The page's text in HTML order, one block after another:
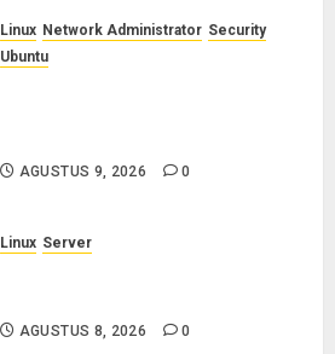
Linux Network Administrator Security
Ubuntu
AGUSTUS 9, 2026 0
Linux Server
AGUSTUS 8, 2026 0